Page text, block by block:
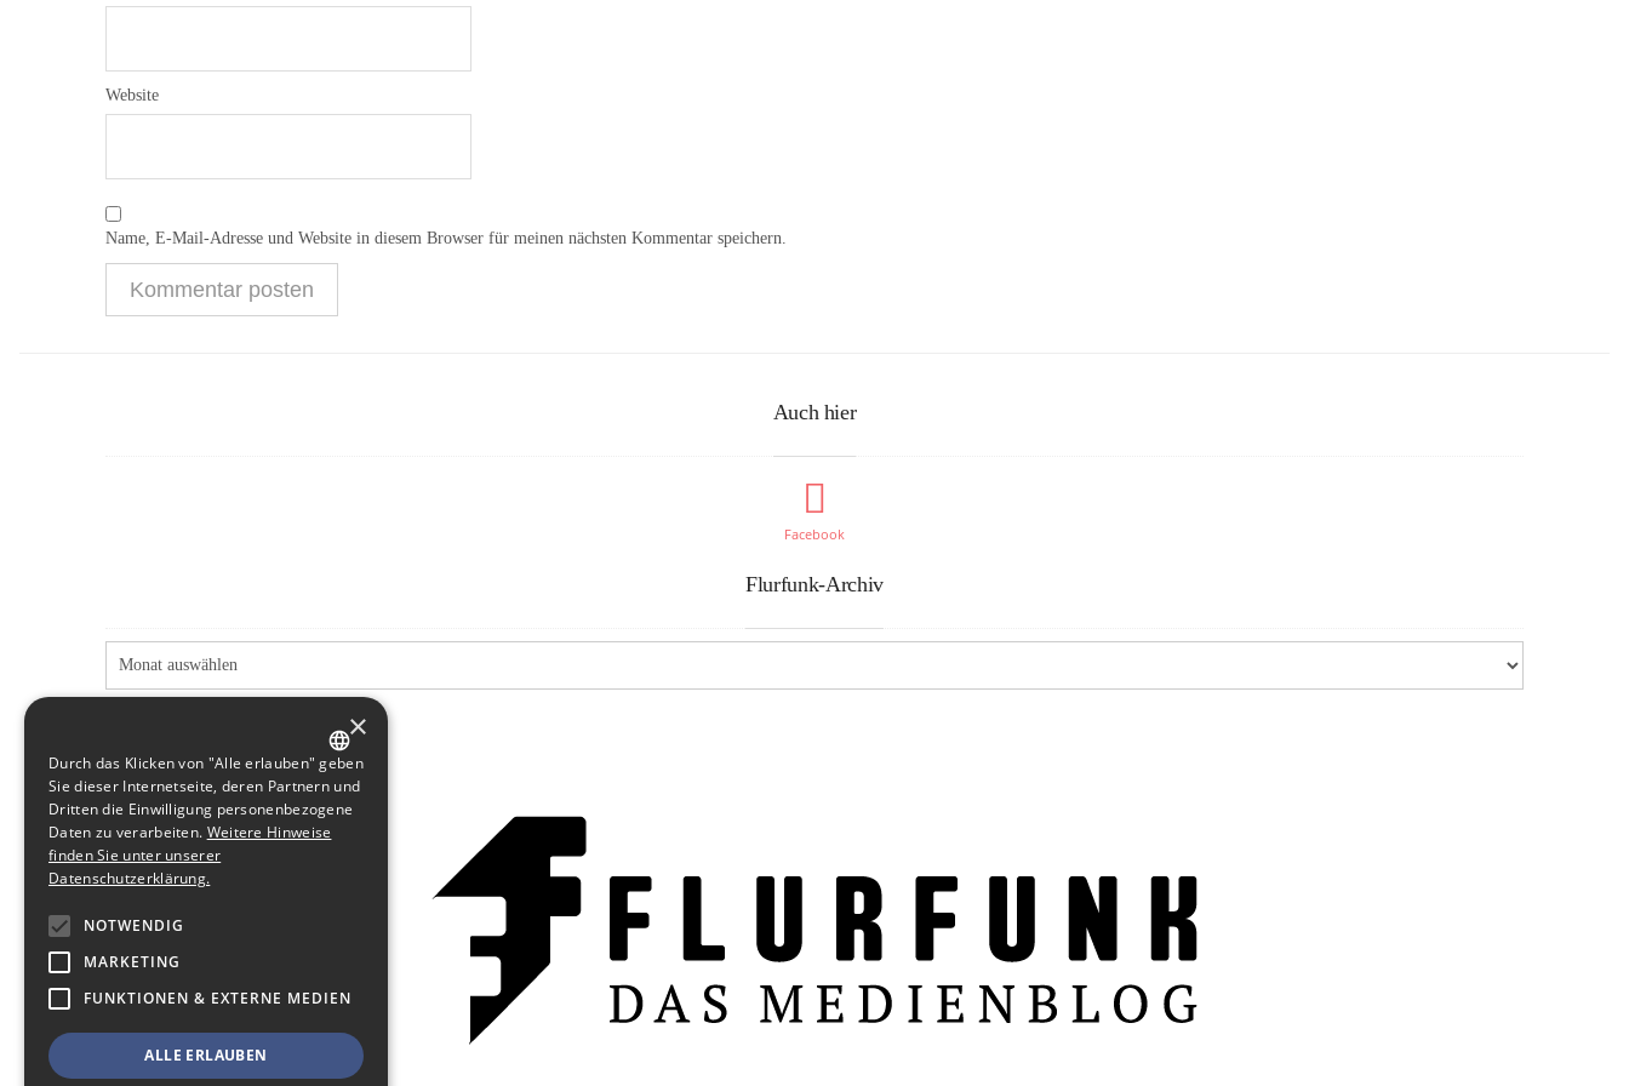
Website
Name, E-Mail-Adresse und Website in diesem Browser für meinen nächsten Kommentar speichern.
Auch hier
Facebook
Flurfunk-Archiv
GERMAN
ENGLISH
×
Durch das Klicken von "Alle erlauben" geben
Sie dieser Internetseite, deren Partnern und
Dritten die Einwilligung personenbezogene
Daten zu verarbeiten. Weitere Hinweise
finden Sie unter unserer
Datenschutzerklärung.
NOTWENDIG
MARKETING
FUNKTIONEN & EXTERNE MEDIEN
ALLE ERLAUBEN